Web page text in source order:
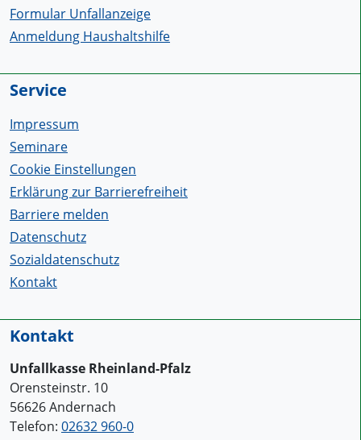
Formular Unfallanzeige
Anmeldung Haushaltshilfe
Service
Impressum
Seminare
Cookie Einstellungen
Erklärung zur Barrierefreiheit
Barriere melden
Datenschutz
Sozialdatenschutz
Kontakt
Kontakt
Unfallkasse Rheinland-Pfalz
Orensteinstr. 10
56626 Andernach
Telefon: 02632 960-0